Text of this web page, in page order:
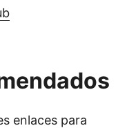
enlaces para